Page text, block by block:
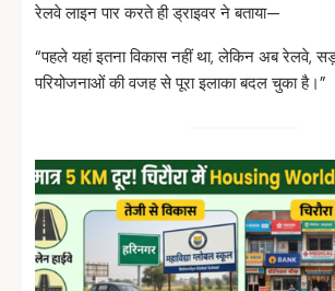
रेलवे लाइन पार करते ही ड्राइवर ने बताया—
“पहले यहां इतना विकास नहीं था, लेकिन अब रेलवे,
परियोजनाओं की वजह से पूरा इलाका बदल चुका है।”